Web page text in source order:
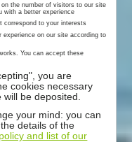
the number of visitors to our site
with a better experience
correspond to your interests
experience on our site according to
You can accept these
you are
cookies necessary
be deposited.
your mind: you can
details of the
and list of our